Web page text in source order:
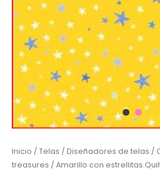
Inicio / Telas / Diseñadores de telas /
treasures / Amarillo con